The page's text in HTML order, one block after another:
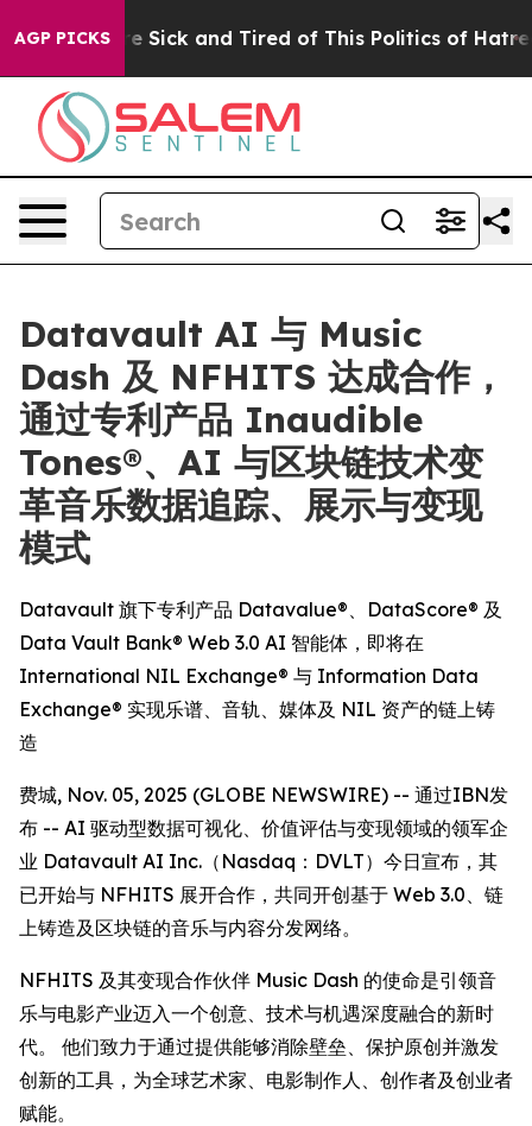
AGP PICKS
Are Sick and Tired of This Politics of Hatred”
Datavault AI 与 Music
Dash 及 NFHITS 达成合作，
通过专利产品 Inaudible
Tones®、AI 与区块链技术变
革音乐数据追踪、展示与变现
模式
Datavault 旗下专利产品 Datavalue®、DataScore® 及
Data Vault Bank® Web 3.0 AI 智能体，即将在
International NIL Exchange® 与 Information Data
Exchange® 实现乐谱、音轨、媒体及 NIL 资产的链上铸
造
费城, Nov. 05, 2025 (GLOBE NEWSWIRE) -- 通过IBN发
布 -- AI 驱动型数据可视化、价值评估与变现领域的领军企
业 Datavault AI Inc.（Nasdaq：DVLT）今日宣布，其
已开始与 NFHITS 展开合作，共同开创基于 Web 3.0、链
上铸造及区块链的音乐与内容分发网络。
NFHITS 及其变现合作伙伴 Music Dash 的使命是引领音
乐与电影产业迈入一个创意、技术与机遇深度融合的新时
代。 他们致力于通过提供能够消除壁垒、保护原创并激发
创新的工具，为全球艺术家、电影制作人、创作者及创业者
赋能。